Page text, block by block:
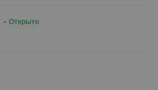
Открыто